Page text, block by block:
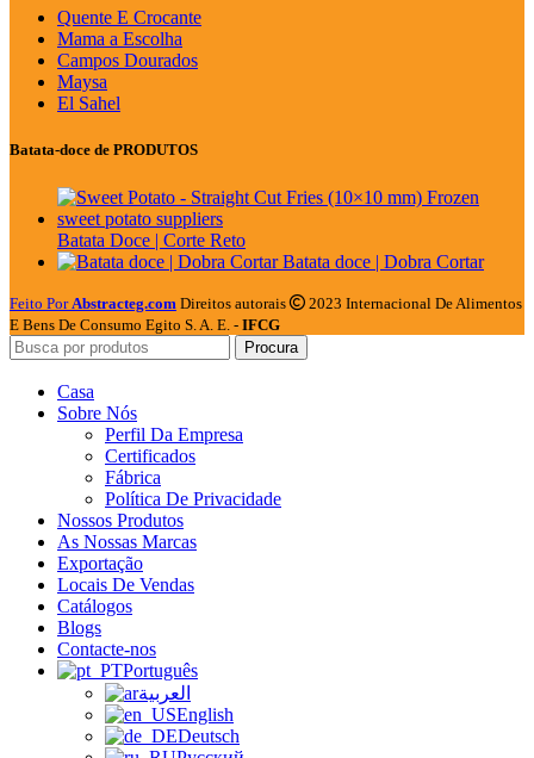
Quente E Crocante
Mama a Escolha
Campos Dourados
Maysa
El Sahel
Batata-doce de PRODUTOS
Batata Doce | Corte Reto
Batata doce | Dobra Cortar
Feito Por Abstracteg.com Direitos autorais
2023 Internacional De Alimentos
E Bens De Consumo Egito S. A. E. - IFCG
Procura
Casa
Sobre Nós
Perfil Da Empresa
Certificados
Fábrica
Política De Privacidade
Nossos Produtos
As Nossas Marcas
Exportação
Locais De Vendas
Catálogos
Blogs
Contacte-nos
Português
العربية
English
Deutsch